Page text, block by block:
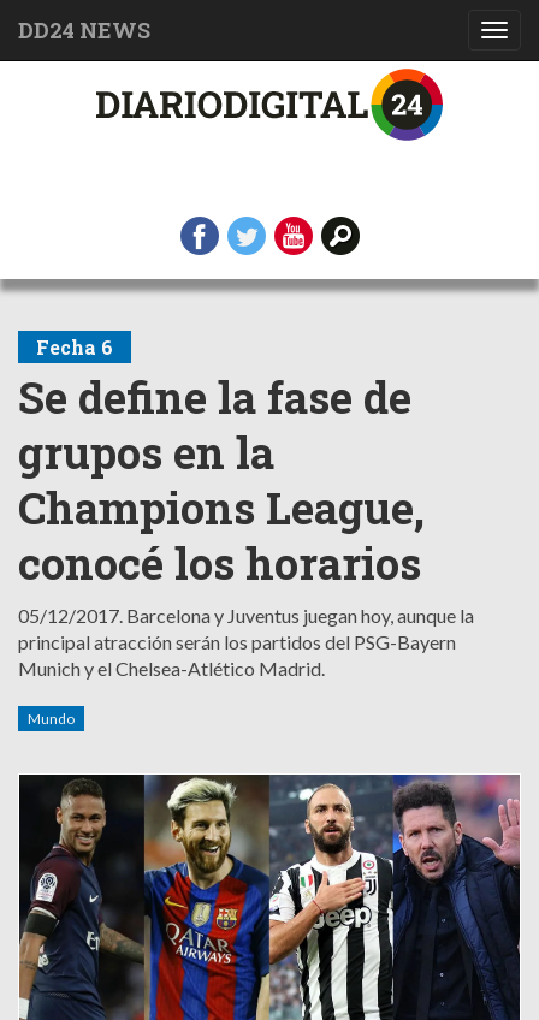
DD24 NEWS
Fecha 6
Se define la fase de
grupos en la
Champions League,
conocé los horarios
05/12/2017. Barcelona y Juventus juegan hoy, aunque la
principal atracción serán los partidos del PSG-Bayern
Munich y el Chelsea-Atlético Madrid.
Mundo